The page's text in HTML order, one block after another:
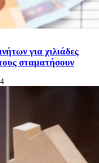
για χιλιάδες
σταματήσουν